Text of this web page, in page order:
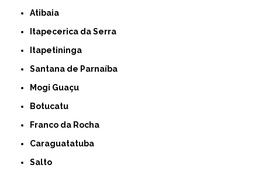
Atibaia
Itapecerica da Serra
Itapetininga
Santana de Parnaíba
Mogi Guaçu
Botucatu
Franco da Rocha
Caraguatatuba
Salto